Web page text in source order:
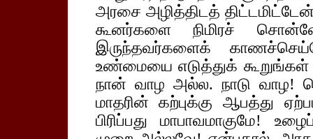
அரசை அழித்திடத்
கூனர்களை நிமிரச்
இருந்தவர்களைக்
உண்மையை எடுத்துக்
நான் வாழ அல்ல. நாடு வாழ!
மாதரின் கற்புக்கு ஆபத்து
பிரிப்பது மாபாவமாகுமே!